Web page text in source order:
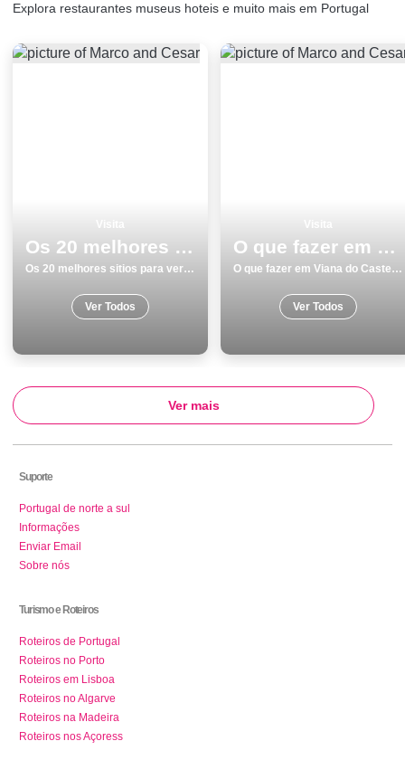
Explora restaurantes museus hoteis e muito mais em Portugal
Os 20 melhores sitios para ver e visitar em Coimbra
Os 20 melhores sitios para ver e visitar em Coimbra
Ver Todos
O que fazer em Viana do Castelo os 15 melhores locais para visitar
O que fazer em Viana do Castelo os 15 melhores locais para visitar
Ver Todos
Ver mais
Suporte
Portugal de norte a sul
Informações
Enviar Email
Sobre nós
Turismo e Roteiros
Roteiros de Portugal
Roteiros no Porto
Roteiros em Lisboa
Roteiros no Algarve
Roteiros na Madeira
Roteiros nos Açoress